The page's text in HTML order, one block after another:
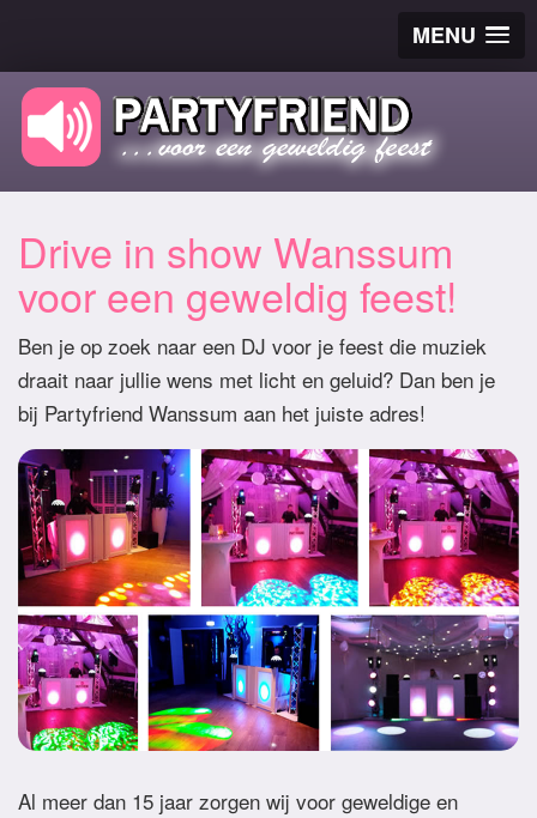
MENU
Drive in show Wanssum
voor een geweldig feest!
Ben je op zoek naar een DJ voor je feest die muziek
draait naar jullie wens met licht en geluid? Dan ben je
bij Partyfriend Wanssum aan het juiste adres!
Al meer dan 15 jaar zorgen wij voor geweldige en